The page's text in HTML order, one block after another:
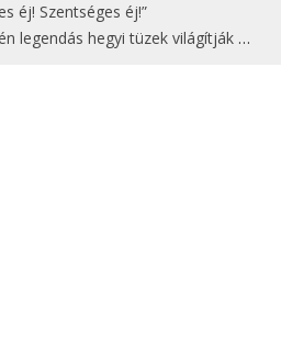
éj! Szentséges éj!”
hegyi tüzek világítják meg Zugspitzét